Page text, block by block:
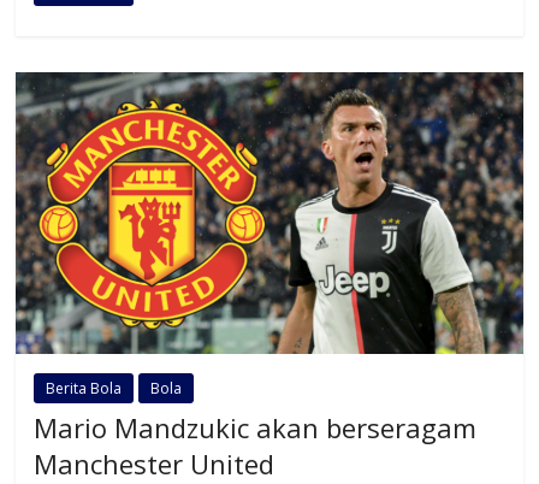
Berita Bola Bola
Mario Mandzukic akan berseragam
Manchester United